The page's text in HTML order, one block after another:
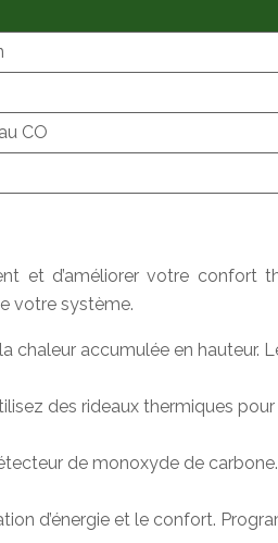
CO
d’améliorer votre confort
votre système.
chaleur accumulée en hauteur.
des rideaux thermiques
de monoxyde de
d’énergie et le confort.